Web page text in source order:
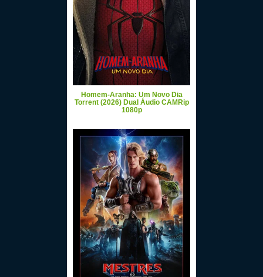
Homem-Aranha: Um Novo Dia
Torrent (2026) Dual Áudio CAMRip
1080p